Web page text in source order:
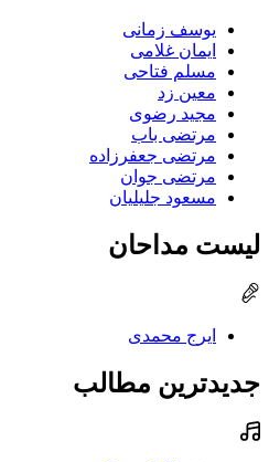
یوسف زمانی
ایمان غلامی
مسلم فتاحی
معین زد
مجید رضوی
مرتضی باب
مرتضی جعفرزاده
مرتضی جوان
مسعود جلیلیان
لیست مداحان
ایرج محمدی
جدیدترین مطالب